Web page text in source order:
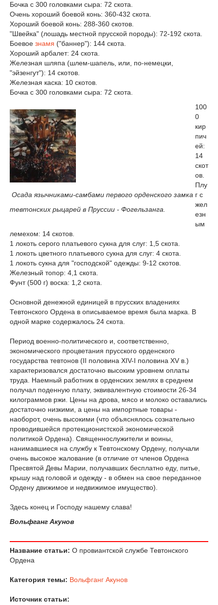
Бочка с 300 головками сыра: 72 скота.
Очень хороший боевой конь: 360-432 скота.
Хороший боевой конь: 288-360 скотов.
"Швейка" (лошадь местной прусской породы): 72-192 скота.
Боевое знамя ("баннер"): 144 скота.
Хороший арбалет: 24 скота.
Железная шляпа (шлем-шапель, или, по-немецки,
"эйзенгут"): 14 скотов.
Железная каска: 10 скотов.
Бочка с 300 головками сыра: 72 скота.
Осада язычниками-самбами первого орденского замка
тевтонских рыцарей в Пруссии - Фогельзанга.
100
0
кир
пич
ей:
14
скот
ов.
Плу
г с
жел
езн
ым
лемехом: 14 скотов.
1 локоть серого платьевого сукна для слуг: 1,5 скота.
1 локоть цветного платьевого сукна для слуг: 4 скота.
1 локоть сукна для "господской" одежды: 9-12 скотов.
Железный топор: 4,1 скота.
Фунт (500 г) воска: 1,2 скота.
Основной денежной единицей в прусских владениях
Тевтонского Ордена в описываемое время была марка. В
одной марке содержалось 24 скота.
Период военно-политического и, соответственно,
экономического процветания прусского орденского
государства тевтонов (II половина XIV-I половина XV в.)
характеризовался достаточно высоким уровнем оплаты
труда. Наемный работник в орденских землях в среднем
получал поденную плату, эквивалентную стоимости 26-34
килограммов ржи. Цены на дрова, мясо и молоко оставались
достаточно низкими, а цены на импортные товары -
наоборот, очень высокими (что объяснялось сознательно
проводившейся протекционистской экономической
политикой Ордена). Священнослужители и воины,
нанимавшиеся на службу к Тевтонскому Ордену, получали
очень высокое жалование (в отличие от членов Ордена
Пресвятой Девы Марии, получавших бесплатно еду, питье,
крышу над головой и одежду - в обмен на свое переданное
Ордену движимое и недвижимое имущество).
Здесь конец и Господу нашему слава!
Вольфганг Акунов
Название статьи: О провиантской службе Тевтонского
Ордена
Категория темы: Вольфганг Акунов
Источник статьи: